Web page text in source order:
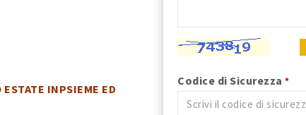
INPSIEME ED
Codice di Sicurezza *